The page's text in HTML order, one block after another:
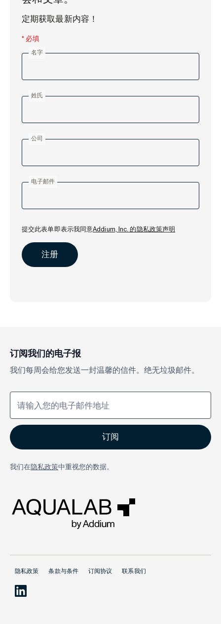
定期获取最新内容！
* 必填
名字
姓氏
公司
电子邮件
提交此表单即表示我同意Addium, Inc. 的隐私政策声明
订阅我们的电子报
我们每周会给您发送一封温馨的信件。绝无垃圾邮件。
我们在隐私政策中重视您的数据。
隐私政策 条款与条件 订阅协议 联系我们